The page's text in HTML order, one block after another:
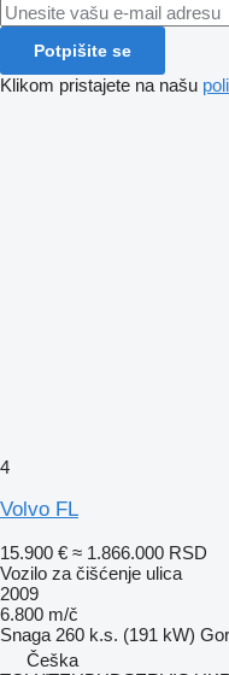
Potpišite se
Klikom pristajete na našu
4
Volvo FL
15.900 € ≈ 1.866.000 RSD
Vozilo za čišćenje ulica
2009
6.800 m/č
Snaga 260 k.s. (191 kW)
Češka